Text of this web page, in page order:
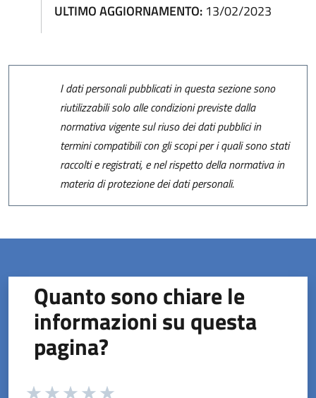
ULTIMO AGGIORNAMENTO: 13/02/2023
I dati personali pubblicati in questa sezione sono
riutilizzabili solo alle condizioni previste dalla
normativa vigente sul riuso dei dati pubblici in
termini compatibili con gli scopi per i quali sono stati
raccolti e registrati, e nel rispetto della normativa in
materia di protezione dei dati personali.
Quanto sono chiare le
informazioni su questa
pagina?
Valuta da 1 a 5 stelle la pagina